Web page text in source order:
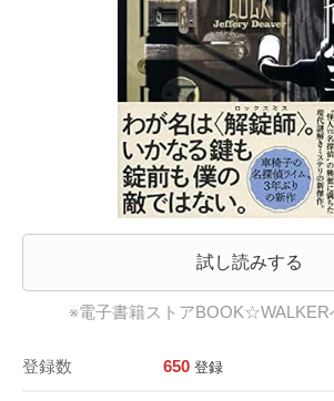
試し読みする
※電子書籍ストアBOOK☆WALKER
登録数 650 登録